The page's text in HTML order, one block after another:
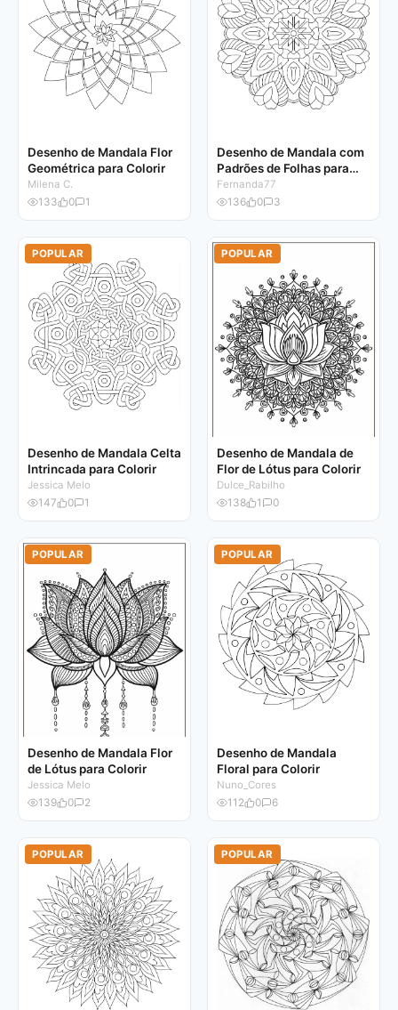
Desenho de Mandala Flor
Geométrica para Colorir
Milena C.
133
0 1
Desenho de Mandala com
Padrões de Folhas para
Colorir
Fernanda77
136
0 3
POPULAR
Desenho de Mandala Celta
Intrincada para Colorir
Jessica Melo
147
0 1
POPULAR
Desenho de Mandala de
Flor de Lótus para Colorir
Dulce_Rabilho
138
1 0
POPULAR
Desenho de Mandala Flor
de Lótus para Colorir
Jessica Melo
139
0 2
POPULAR
Desenho de Mandala
Floral para Colorir
Nuno_Cores
112
0 6
POPULAR POPULAR